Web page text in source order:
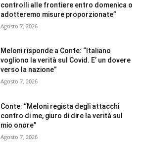
controlli alle frontiere entro domenica o
adotteremo misure proporzionate”
Agosto 7, 2026
Meloni risponde a Conte: “Italiano
vogliono la verità sul Covid. E’ un dovere
verso la nazione”
Agosto 7, 2026
Conte: “Meloni regista degli attacchi
contro di me, giuro di dire la verità sul
mio onore”
Agosto 7, 2026